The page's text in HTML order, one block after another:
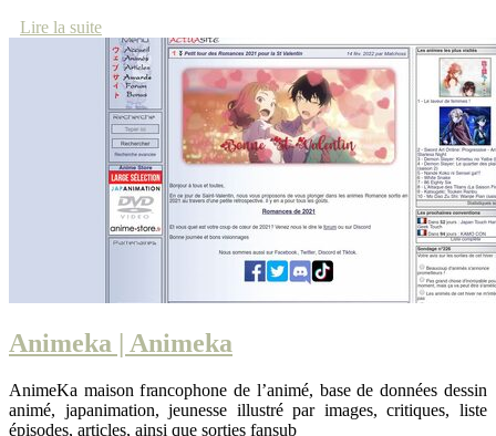
Lire la suite
Animeka | Animeka
AnimeKa maison francophone de l’animé, base de données dessin
animé, japanimation, jeunesse illustré par images, critiques, liste
épisodes, articles, ainsi que sorties fansub